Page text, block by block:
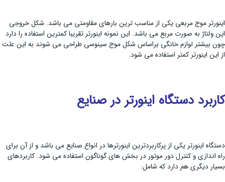
اینورتر موج مربعی یکی از مناسب ترین بارهای مقاومتی می باشد. شکل خروجی
این ولتاژ به صورت مربع می باشد. این نمونه اینورتر تقریبا کمترین استفاده را دارد
چون بیشتر لوازم خانگی براساس شکل موج سینوسی طراحی می شوند به این علت
از این اینورتر کمتر استفاده می شود.
کاربرد دستگاه اینورتر در صنایع
دستگاه اینورتر یکی از پرکاربردترین اینورترها در انواع صنایع می باشد و از آن برای
راه اندازی و کنترل دور موتور در بخش های گوناگون استفاده می شود. کاربردهای
بسیار دیگری هم دارد که شامل: